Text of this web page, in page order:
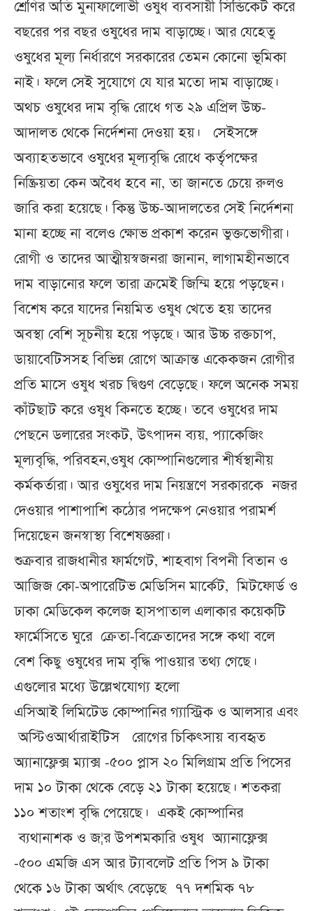
শ্রেণির অতি মুনাফালোভী ওষুধ ব্যবসায়ী সিন্ডিকেট করে
বছরের পর বছর ওষুধের দাম বাড়াচ্ছে। আর যেহেতু
ওষুধের মূল্য নির্ধারণে সরকারের তেমন কোনো ভূমিকা
নাই। ফলে সেই সুযোগে যে যার মতো দাম বাড়াচ্ছে।
অথচ ওষুধের দাম বৃদ্ধি রোধে গত ২৯ এপ্রিল উচ্চ-
আদালত থেকে নির্দেশনা দেওয়া হয়। সেইসঙ্গে
অব্যাহতভাবে ওষুধের মূল্যবৃদ্ধি রোধে কর্তৃপক্ষের
নিষ্ক্রিয়তা কেন অবৈধ হবে না, তা জানতে চেয়ে রুলও
জারি করা হয়েছে। কিন্তু উচ্চ-আদালতের সেই নির্দেশনা
মানা হচ্ছে না বলেও ক্ষোভ প্রকাশ করেন ভুক্তভোগীরা।
রোগী ও তাদের আত্মীয়স্বজনরা জানান, লাগামহীনভাবে
দাম বাড়ানোর ফলে তারা ক্রমেই জিম্মি হয়ে পড়ছেন।
বিশেষ করে যাদের নিয়মিত ওষুধ খেতে হয় তাদের
অবস্থা বেশি সূচনীয় হয়ে পড়ছে। আর উচ্চ রক্তচাপ,
ডায়াবেটিসসহ বিভিন্ন রোগে আক্রান্ত একেকজন রোগীর
প্রতি মাসে ওষুধ খরচ দ্বিগুণ বেড়েছে। ফলে অনেক সময়
কাঁটছাট করে ওষুধ কিনতে হচ্ছে। তবে ওষুধের দাম
পেছনে ডলারের সংকট, উৎপাদন ব্যয়, প্যাকেজিং
মূল্যবৃদ্ধি, পরিবহন,ওষুধ কোম্পানিগুলোর শীর্ষস্থানীয়
কর্মকর্তারা। আর ওষুধের দাম নিয়ন্ত্রণে সরকারকে নজর
দেওয়ার পাশাপাশি কঠোর পদক্ষেপ নেওয়ার পরামর্শ
দিয়েছেন জনস্বাস্থ্য বিশেষজ্ঞরা।
শুক্রবার রাজধানীর ফার্মগেট, শাহবাগ বিপনী বিতান ও
আজিজ কো-অপারেটিভ মেডিসিন মার্কেট, মিটফোর্ড ও
ঢাকা মেডিকেল কলেজ হাসপাতাল এলাকার কয়েকটি
ফার্মেসিতে ঘুরে ক্রেতা-বিক্রেতাদের সঙ্গে কথা বলে
বেশ কিছু ওষুধের দাম বৃদ্ধি পাওয়ার তথ্য গেছে।
এগুলোর মধ্যে উল্লেখযোগ্য হলো
এসিআই লিমিটেড কোম্পানির গ্যাস্ট্রিক ও আলসার এবং
অস্টিওআর্থারাইটিস রোগের চিকিৎসায় ব্যবহৃত
অ্যানাফ্লেক্স ম্যাক্স -৫০০ প্লাস ২০ মিলিগ্রাম প্রতি পিসের
দাম ১০ টাকা থেকে বেড়ে ২১ টাকা হয়েছে। শতকরা
১১০ শতাংশ বৃদ্ধি পেয়েছে। একই কোম্পানির
ব্যথানাশক ও জ¦র উপশমকারি ওষুধ অ্যানাফ্লেক্স
-৫০০ এমজি এস আর ট্যাবলেট প্রতি পিস ৯ টাকা
থেকে ১৬ টাকা অর্থাৎ বেড়েছে ৭৭ দশমিক ৭৮